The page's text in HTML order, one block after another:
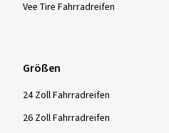
Vee Tire Fahrradreifen
Größen
24 Zoll Fahrradreifen
26 Zoll Fahrradreifen